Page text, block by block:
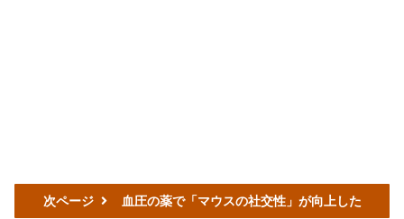
次ページ 血圧の薬で「マウスの社交性」が向上した